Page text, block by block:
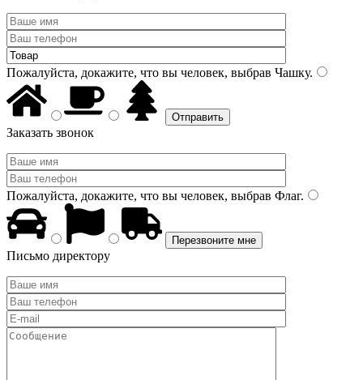
Пожалуйста, докажите, что вы человек, выбрав Чашку.
Заказать звонок
Пожалуйста, докажите, что вы человек, выбрав Флаг.
Письмо директору